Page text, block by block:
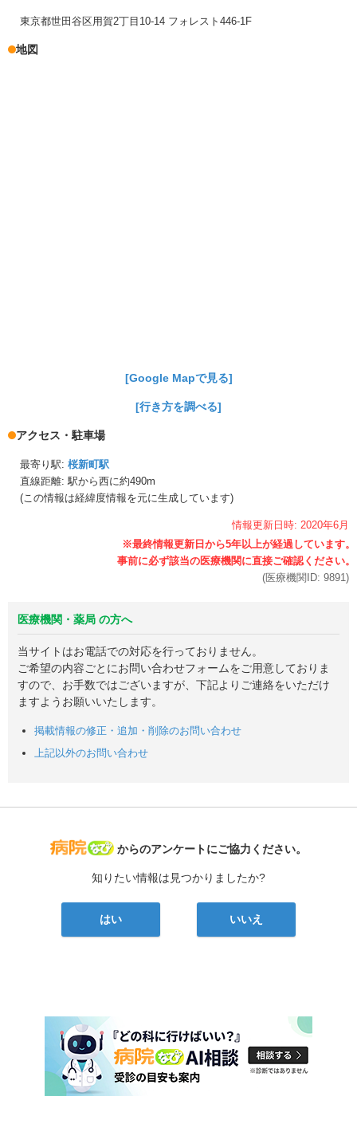
東京都世田谷区用賀2丁目10-14 フォレスト446-1F
地図
[Google Mapで見る]
[行き方を調べる]
アクセス・駐車場
最寄り駅: 桜新町駅
直線距離: 駅から西に約490m
(この情報は経緯度情報を元に生成しています)
情報更新日時: 2020年6月
(医療機関ID: 9891)
医療機関・薬局 の方へ
当サイトはお電話での対応を行っておりません。
ご希望の内容ごとにお問い合わせフォームをご用意しておりま
すので、お手数ではございますが、下記よりご連絡をいただけ
ますようお願いいたします。
掲載情報の修正・追加・削除のお問い合わせ
上記以外のお問い合わせ
病院なび
からのアンケートにご協力ください。
知りたい情報は見つかりましたか?
はい いいえ